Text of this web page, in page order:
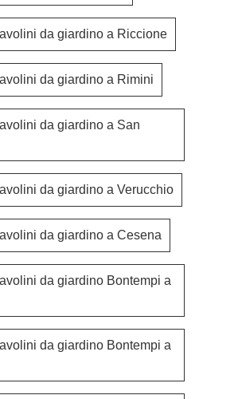
da giardino a Riccione
da giardino a Rimini
da giardino a San
da giardino a Verucchio
da giardino a Cesena
da giardino Bontempi a
da giardino Bontempi a